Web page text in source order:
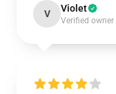
V Violet
Verified owner